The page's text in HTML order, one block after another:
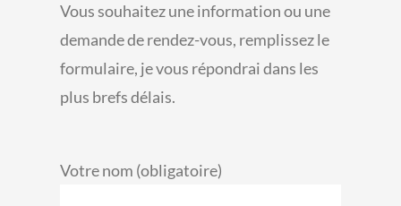
Vous souhaitez une information ou une
demande de rendez-vous, remplissez le
formulaire, je vous répondrai dans les
plus brefs délais.
Votre nom (obligatoire)